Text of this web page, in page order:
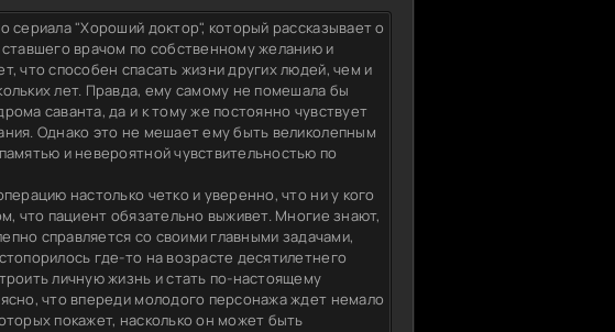
сериала "Хороший доктор", который рассказывает о
врачом по собственному желанию и
что способен спасать жизни других людей, чем и
лет. Правда, ему самому не помешала бы
саванта, да и к тому же постоянно чувствует
Однако это не мешает ему быть великолепным
и невероятной чувствительностью по
настолько четко и уверенно, что ни у кого
что пациент обязательно выживет. Многие знают,
справляется со своими главными задачами,
где-то на возрасте десятилетнего
личную жизнь и стать по-настоящему
что впереди молодого персонажа ждет немало
покажет, насколько он может быть